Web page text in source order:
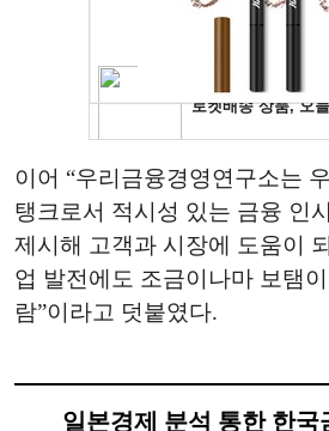
이어 “우리금융경영연구소는
탱크로서 적시성 있는 금융 인
제시해 고객과 시장에 도움이
업 발전에도 조금이나마 보탬
람”이라고 덧붙였다.
일본경제 분석 통한 한국